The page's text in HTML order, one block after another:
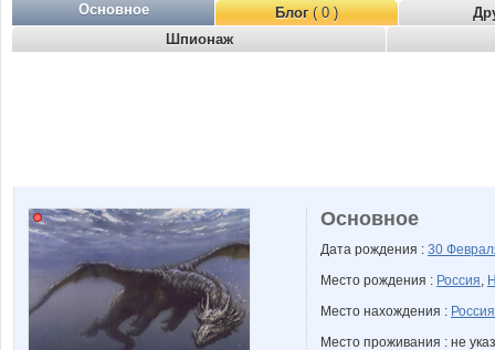
Основное Блог( 0 )
Шпионаж
Основное
Дата рождения : 30
Место рождения : Россия,
Место нахождения : Россия
Место проживания : не